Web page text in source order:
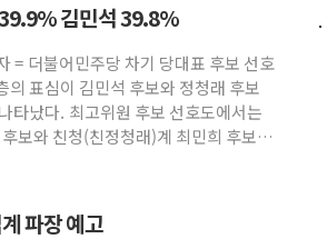
김민석 39.8%
= 더불어민주당 차기 당대표 후보 선호
의 표심이 김민석 후보와 정청래 후보
타났다. 최고위원 후보 선호도에서는
보와 친청(친정청래)계 최민희 후보가
파장 예고